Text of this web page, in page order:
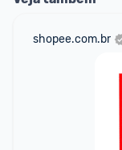
shopee.com.br